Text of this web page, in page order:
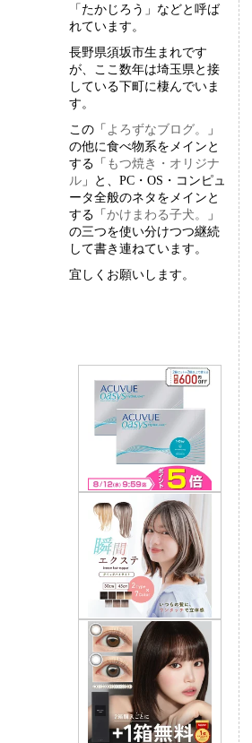
「たかじろう」などと呼ば
れています。
長野県須坂市生まれです
が、ここ数年は埼玉県と接
している下町に棲んでいま
す。
この「 よろずなブログ。
」
の他に食べ物系をメインと
する「 もつ焼き・オリジナ
ル 」と、PC・OS・コンピュ
ータ全般のネタをメインと
する「かけまわる子犬。
」
の三つを使い分けつつ継続
して書き連ねています。
宜しくお願いします。